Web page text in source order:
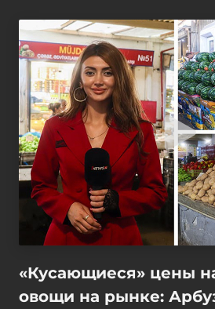
«Кусающиеся» цены
овощи на рынке: